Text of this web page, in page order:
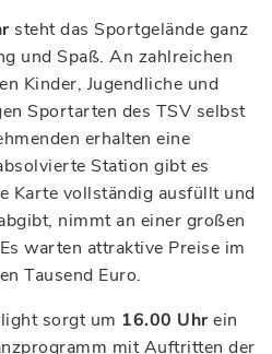
steht das Sportgelände ganz
und Spaß. An zahlreichen
Kinder, Jugendliche und
Sportarten des TSV selbst
erhalten eine
Station gibt es
Karte vollständig ausfüllt und
nimmt an einer großen
warten attraktive Preise im
Tausend Euro.
sorgt um 16.00 Uhr ein
mit Auftritten der